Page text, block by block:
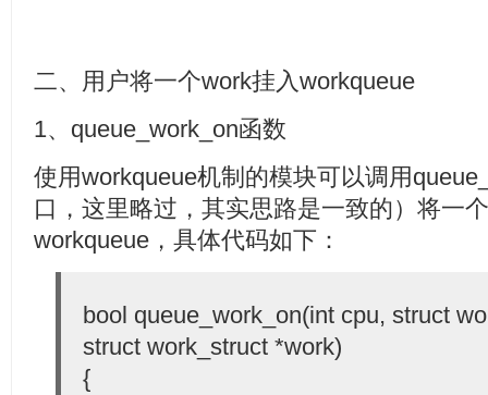
二、用户将一个work挂入workqueue
1、queue_work_on函数
使用workqueue机制的模块可以调用
口，这里略过，其实思路是一致的）将一
workqueue，具体代码如下：
bool queue_work_on(int cpu, struct
struct work_struct *work)
{